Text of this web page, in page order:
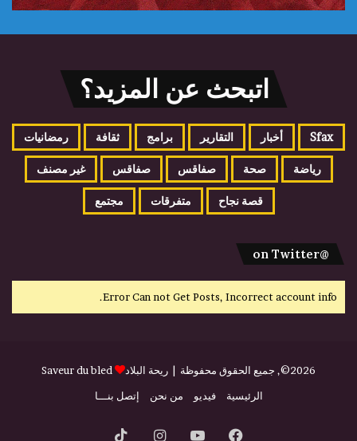
اتبحث عن المزيد؟
Sfax أخبار التقارير برامج ثقافة رمضانيات
رياضة صحة صفاقس صفاقس غير مصنف
قصة نجاح متفرقات مجتمع
@on Twitter
Error Can not Get Posts, Incorrect account info.
2026©, جميع الحقوق محفوظة | ريحة البلاد
Saveur du bled
الرئيسية
فيديو من نحن إتصل بنـــا
فيسبوك يوتيوب انستقرام